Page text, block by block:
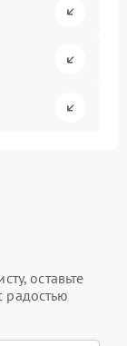
оставьте
радостью